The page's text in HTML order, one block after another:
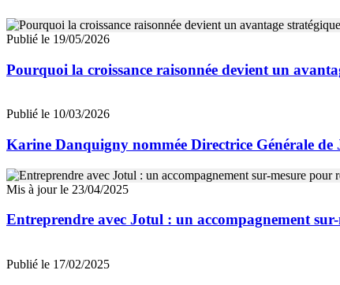
Publié le 19/05/2026
Pourquoi la croissance raisonnée devient un
Publié le 10/03/2026
Karine Danquigny nommée Directrice Générale
Mis à jour le 23/04/2025
Entreprendre avec Jotul : un accompagnement
Publié le 17/02/2025